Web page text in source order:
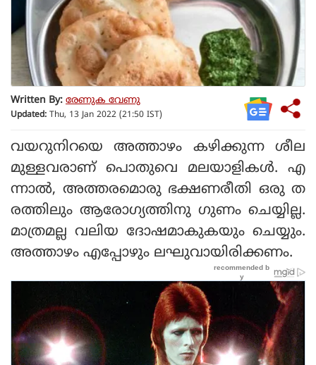
Written By: രേണുക വേണു
Updated: Thu, 13 Jan 2022 (21:50 IST)
വയറുനിറയെ അത്താഴം കഴിക്കുന്ന ശീല
മുള്ളവരാണ് പൊതുവെ മലയാളികള്‍. എ
ന്നാല്‍, അത്തരമൊരു ഭക്ഷണരീതി ഒരു ത
രത്തിലും ആരോഗ്യത്തിനു ഗുണം ചെയ്യില്ല.
മാത്രമല്ല വലിയ ദോഷമാകുകയും ചെയ്യും.
അത്താഴം എപ്പോഴും ലഘുവായിരിക്കണം.